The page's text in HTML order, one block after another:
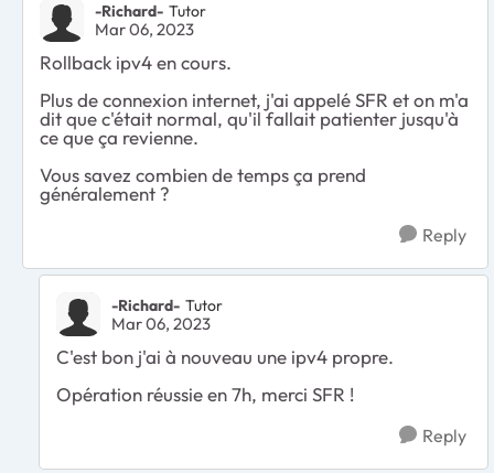
-Richard- Tutor
Mar 06, 2023
Rollback ipv4 en cours.
Plus de connexion internet, j'ai appelé SFR et on m'a
dit que c'était normal, qu'il fallait patienter jusqu'à
ce que ça revienne.
Vous savez combien de temps ça prend
généralement ?
Reply
-Richard- Tutor
Mar 06, 2023
C'est bon j'ai à nouveau une ipv4 propre.
Opération réussie en 7h, merci SFR !
Reply